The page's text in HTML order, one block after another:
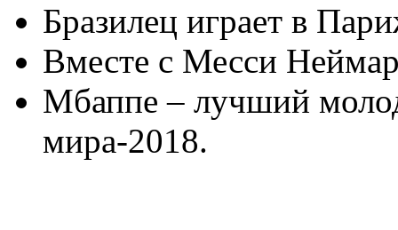
Бразилец играет в
Вместе с Месси
Мбаппе – лучший
мира-2018.